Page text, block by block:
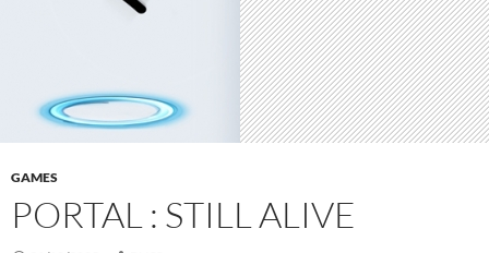
GAMES
PORTAL : STILL ALIVE